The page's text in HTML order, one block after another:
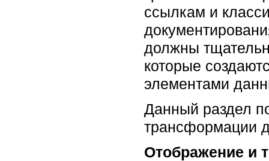
ссылкам и
должны
которые
элементами
Данный раздел
трансформации
Отображение и